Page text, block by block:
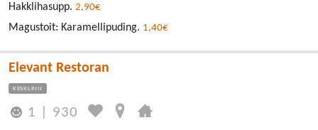
Hakklihasupp. 2,90€
Magustoit: Karamellipuding. 1,40€
Elevant Restoran
KESKLINN
1 930